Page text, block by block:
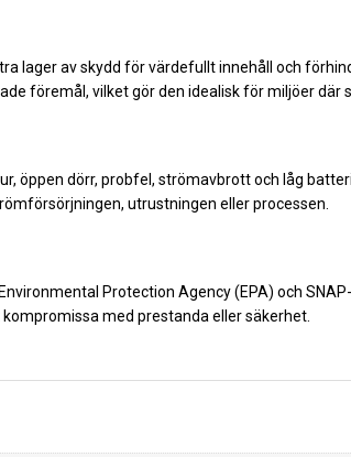
lager av skydd för värdefullt innehåll och
föremål, vilket gör den idealisk för miljöer där
öppen dörr, probfel, strömavbrott och låg
utrustningen eller processen.
Protection Agency (EPA) och
med prestanda eller säkerhet.